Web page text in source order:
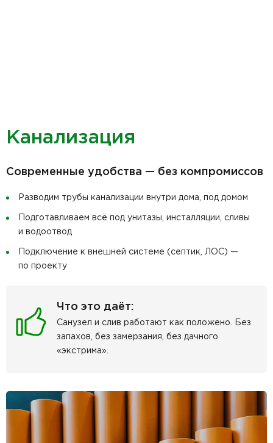
Канализация
Современные удобства — без компромиссов
Разводим трубы канализации внутри дома, под домом
Подготавливаем всё под унитазы, инсталляции, сливы
и водоотвод
Подключение к внешней системе (септик, ЛОС) —
по проекту
Что это даёт:
Санузел и слив работают как положено. Без
запахов, без замерзания, без дачного
«экстрима».